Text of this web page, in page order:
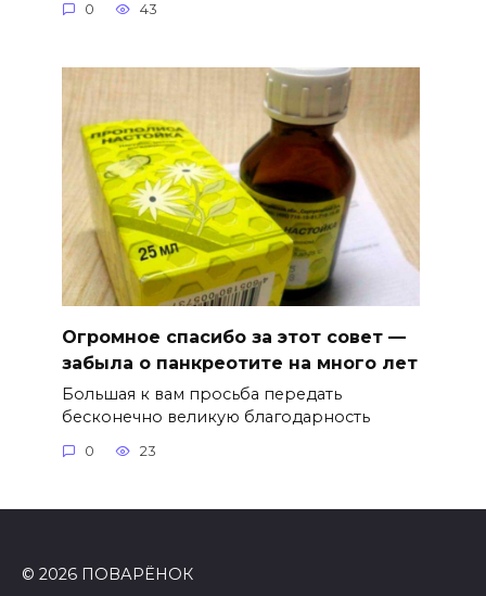
0 43
Огромное спасибо за этот совет —
забыла о панкреотите на много лет
Большая к вам просьба передать
бесконечно великую благодарность
0 23
© 2026 ПОВАРЁНОК